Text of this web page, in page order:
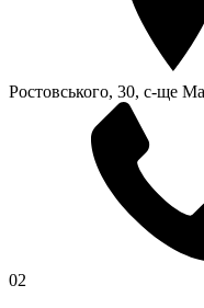
Ростовського, 30, с-ще
02